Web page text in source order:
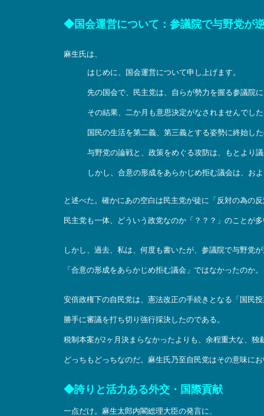
◆国会運営について：参議院で与野党が
麻生氏は、
はじめに、国会運営について申し上げます。
先の国会で、民主党は、自らが勢力を握る参議院
その結果、二か月も意思決定がなされませんでし
国民の生活を第二義、第三義とする姿勢に終始し
与野党の論戦と、政策をめぐる攻防は、もとより
しかし、合意の形成をあらかじめ拒む議会は、お
と述べた。確かにあの空白は民主党が徒に「反対の為の
民主党も一体、どういう政党なのか「？？？」のことが
しかし、過去、私は、何度も書いたが、参議院で与野党
「合意の形成をあらかじめ拒む議会」ではなかったのか。
安倍政権下の自民党は、憲法改正の手続きとなる「国民
勝手に審議を打ち切り強行採決したのである。
税制本案が2ヶ月決まらなかったよりも、余程重大な、
どっちもどっちなのだ。麻生氏乃至自民党はその意味に
◆誇りと活力ある外交・国際貢献
一点だけ。麻生太郎内閣総理大臣の発言に、